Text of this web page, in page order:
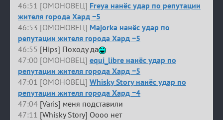
46:51 [ОМОНОВЕЦ] Freya нанёс удар по репутации
жителя города Хард −5
46:53 [ОМОНОВЕЦ] Majorka нанёс удар по
репутации жителя города Хард −5
46:55 [Hips] Походу да
47:00 [ОМОНОВЕЦ] equi_libre нанёс удар по
репутации жителя города Хард −5
47:01 [ОМОНОВЕЦ] Whisky Story нанёс удар по
репутации жителя города Хард −4
47:04 [Varis] меня подставили
47:11 [Whisky Story] Оооо нет